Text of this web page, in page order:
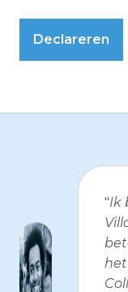
Declareren
"Ik